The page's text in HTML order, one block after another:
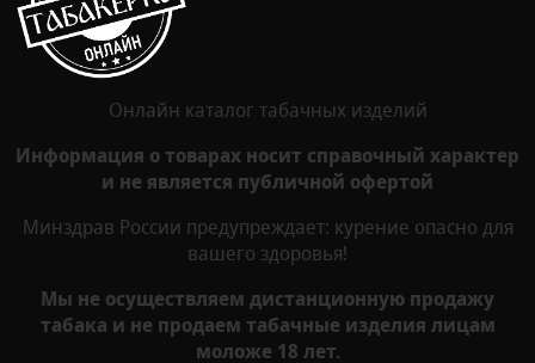
Онлайн каталог табачных изделий
Информация о товарах носит справочный характер
и не является публичной офертой
Минздрав России предупреждает: курение опасно для
вашего здоровья!
Мы не осуществляем дистанционную продажу
табака и не продаем табачные изделия лицам
моложе 18 лет.